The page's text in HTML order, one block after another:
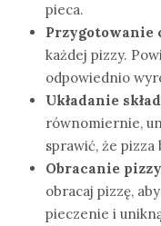
pieca.
Przygotowanie
każdej pizzy.
odpowiednio
Układanie
równomiernie,
sprawić, że pizza
Obracanie
obracaj pizzę,
pieczenie i